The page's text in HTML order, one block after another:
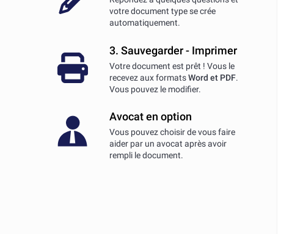
votre document type se crée
automatiquement.
3. Sauvegarder - Imprimer
Votre document est prêt ! Vous le
recevez aux formatsWord et PDF.
Vous pouvez le modifier.
Avocat en option
Vous pouvez choisir de vous faire
aider par un avocat après avoir
rempli le document.